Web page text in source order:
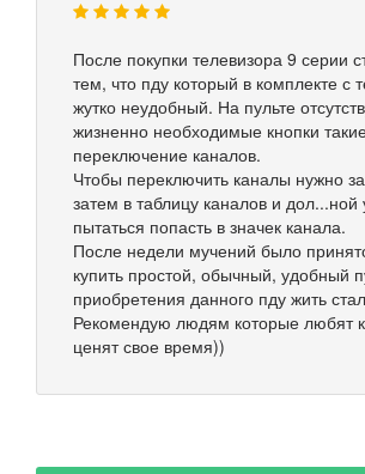
После покупки телевизора 9 серии
тем, что пду который в комплекте с
жутко неудобный. На пульте
жизненно необходимые кнопки
переключение каналов.
Чтобы переключить каналы нужно
затем в таблицу каналов и дол...ной
пытаться попасть в значек канала.
После недели мучений было
купить простой, обычный, удобный
приобретения данного пду жить
Рекомендую людям которые любят
ценят свое время))